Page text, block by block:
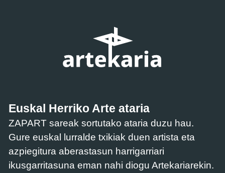
Euskal Herriko Arte ataria
ZAPART sareak sortutako ataria duzu hau.
Gure euskal lurralde txikiak duen artista eta
azpiegitura aberastasun harrigarriari
ikusgarritasuna eman nahi diogu Artekariarekin.